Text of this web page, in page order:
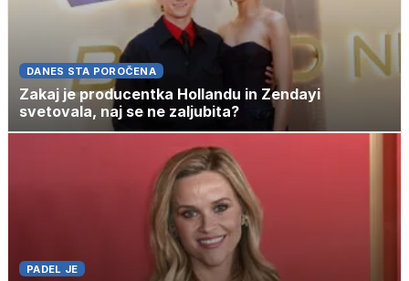
DANES STA POROČENA
Zakaj je producentka Hollandu in Zendayi
svetovala, naj se ne zaljubita?
PADEL JE